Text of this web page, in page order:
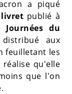
a piqué
publié à
Journées du
aux
feuilletant les
qu'elle
que l'on